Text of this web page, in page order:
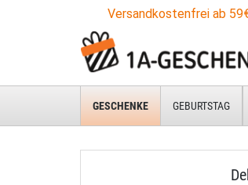
Versandkostenfrei ab
GESCHENKE GEBURTSTAG